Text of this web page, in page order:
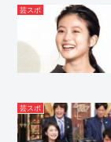
芸スポ
芸スポ